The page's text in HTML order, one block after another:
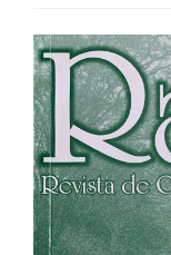
Barra
lateral
de